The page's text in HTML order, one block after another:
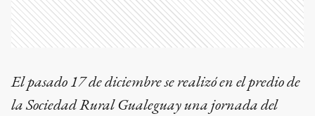
El pasado 17 de diciembre se realizó en el predio de
la Sociedad Rural Gualeguay una jornada del